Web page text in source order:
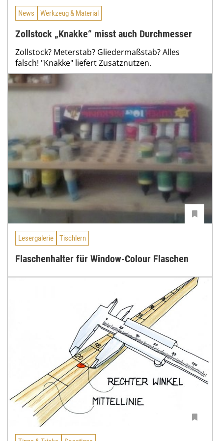
News Werkzeug & Material
Zollstock „Knakke“ misst auch Durchmesser
Zollstock? Meterstab? Gliedermaßstab? Alles
falsch! "Knakke" liefert Zusatznutzen.
Lesergalerie Tischlern
Flaschenhalter für Window-Colour Flaschen